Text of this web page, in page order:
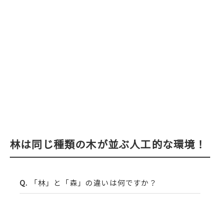
林は同じ種類の木が並ぶ人工的な環境！
「林」と「森」の違いは何ですか？